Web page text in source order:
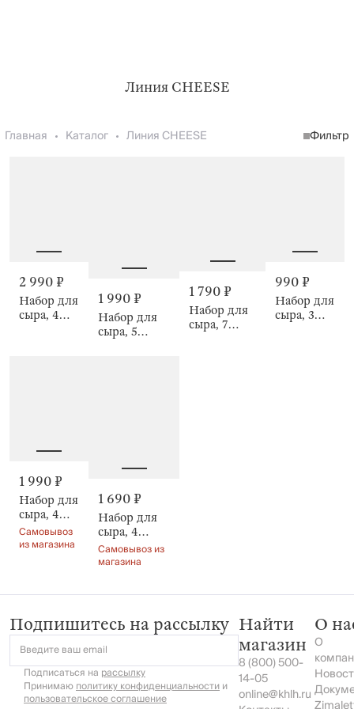
Линия CHEESE
Главная Каталог Линия CHEESE Фильтр
2 990 ₽
Набор для
сыра, 4
1 990 ₽
Набор для
сыра, 5
1 790 ₽
Набор для
сыра, 7
990 ₽
Набор для
сыра, 3
1 990 ₽
Набор для
сыра, 4
предмета,
Капля,
Самовывоз
из магазина
1 690 ₽
Набор для
сыра, 4
предмета, с
доской-
Самовывоз из
магазина
Подпишитесь на рассылку
Введите ваш email
Подписаться на рассылку
Принимаюполитику конфиденциальностии
пользовательское соглашение
Найти
магазин
8 (800) 500-
14-05
online@khlh.ru
О
О